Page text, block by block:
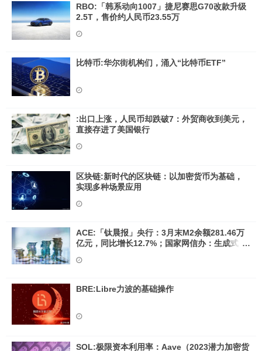
RBO:「韩系动向1007」捷尼赛思G70改款升级
2.5T，售价约人民币23.55万
比特币:华尔街机构们，涌入“比特币ETF”
:出口上涨，人民币却跌破7：外贸商收到美元，
直接存进了美国银行
区块链:新时代的区块链：以加密货币为基础，
实现多种场景应用
ACE:「钛晨报」央行：3月末M2余额281.46万
亿元，同比增长12.7%；国家网信办：生成式人
币基金组织将今年全球经济增长预期下调至2.8%
BRE:Libre力波的基础操作
SOL:极限资本利用率：Aave（2023潜力加密货